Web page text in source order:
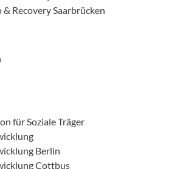
Recovery Saarbrücken
für Soziale Träger
Berlin
Cottbus